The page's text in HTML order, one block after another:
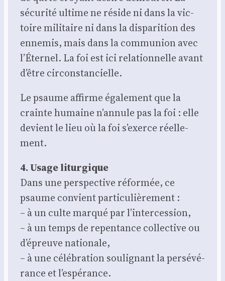
sécu­ri­té ultime ne réside ni dans la vic­
toire mili­taire ni dans la dis­pa­ri­tion des
enne­mis, mais dans la com­mu­nion avec
l’Éternel. La foi est ici rela­tion­nelle avant
d’être cir­cons­tan­cielle.
Le psaume affirme éga­le­ment que la
crainte humaine n’annule pas la foi : elle
devient le lieu où la foi s’exerce réel­le­
ment.
4. Usage litur­gique
Dans une pers­pec­tive réfor­mée, ce
psaume convient par­ti­cu­liè­re­ment :
– à un culte mar­qué par l’intercession,
– à un temps de repen­tance col­lec­tive ou
d’épreuve natio­nale,
– à une célé­bra­tion sou­li­gnant la per­sé­vé­
rance et l’espérance.